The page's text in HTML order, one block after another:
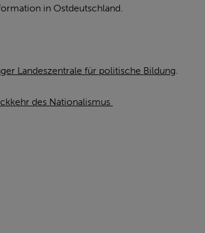
in Ostdeutschland.
Landeszentrale für politische Bildung.
des Nationalismus